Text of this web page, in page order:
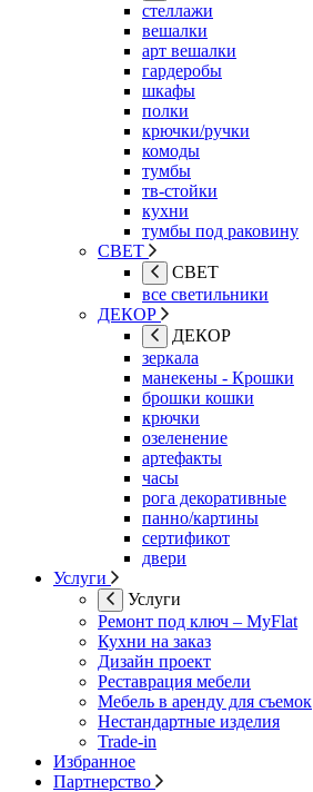
стеллажи
вешалки
арт вешалки
гардеробы
шкафы
полки
крючки/ручки
комоды
тумбы
тв-стойки
кухни
тумбы под раковину
СВЕТ
СВЕТ
все светильники
ДЕКОР
ДЕКОР
зеркала
манекены - Крошки
брошки кошки
крючки
озеленение
артефакты
часы
рога декоративные
панно/картины
сертификот
двери
Услуги
Услуги
Ремонт под ключ – MyFlat
Кухни на заказ
Дизайн проект
Реставрация мебели
Мебель в аренду для съемок
Нестандартные изделия
Trade-in
Избранное
Партнерство